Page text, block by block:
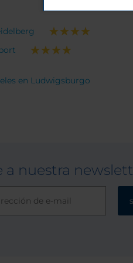
en Ludwigsburgo
a nuestra